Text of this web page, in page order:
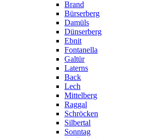
Brand
Bürserberg
Damüls
Dünserberg
Ebnit
Fontanella
Galtür
Laterns
Back
Lech
Mittelberg
Raggal
Schröcken
Silbertal
Sonntag